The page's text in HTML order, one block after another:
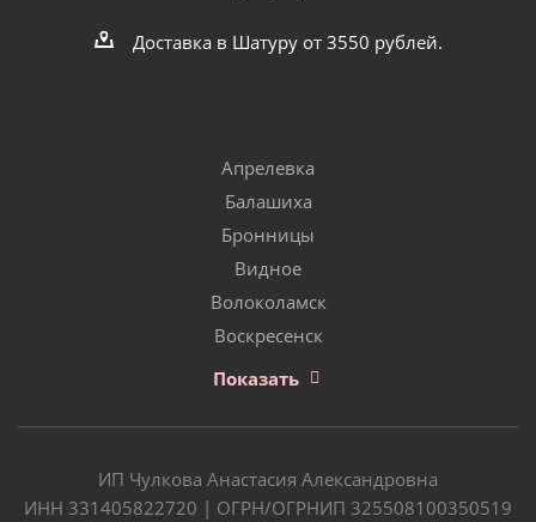
Доставка в Шатуру от 3550 рублей.
Апрелевка
Балашиха
Бронницы
Видное
Волоколамск
Воскресенск
Показать
ИП Чулкова Анастасия Александровна
ИНН 331405822720 | ОГРН/ОГРНИП 325508100350519